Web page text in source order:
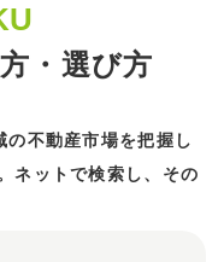
・選び方
不動産市場を把握し
ネットで検索し、その